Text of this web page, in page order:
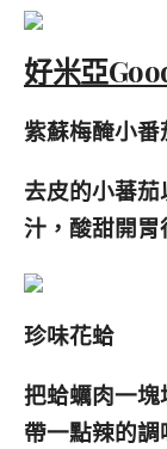
好米亞
紫蘇梅醃小番
去皮的小蕃
汁，酸甜開
珍味花蛤
把蛤蠣肉一
帶一點辣的調